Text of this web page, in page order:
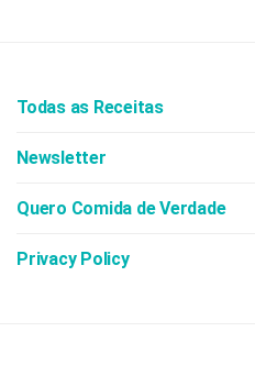
Todas as Receitas
Newsletter
Quero Comida de Verdade
Privacy Policy